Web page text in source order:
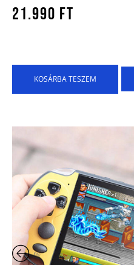
21.990 Ft
KOSÁRBA TESZEM